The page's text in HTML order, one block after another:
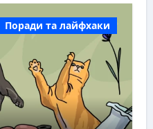
Поради та лайфхаки